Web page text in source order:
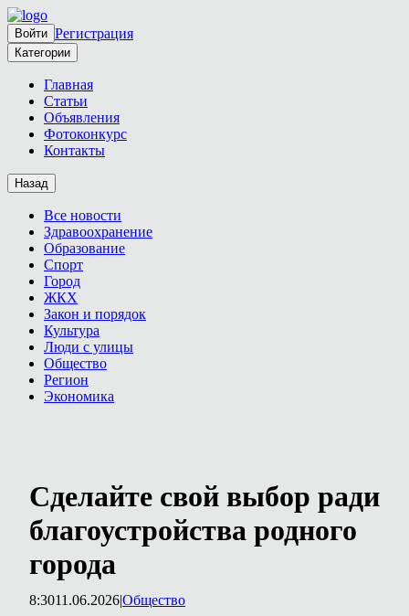
Войти Регистрация
Категории
Главная
Статьи
Объявления
Фотоконкурс
Контакты
Назад
Все новости
Здравоохранение
Образование
Спорт
Город
ЖКХ
Закон и порядок
Культура
Люди с улицы
Общество
Регион
Экономика
Сделайте свой выбор ради
благоустройства родного
города
8:3011.06.2026|Общество